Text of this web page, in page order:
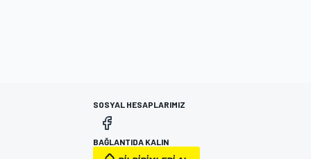
SOSYAL HESAPLARIMIZ
BAĞLANTIDA KALIN